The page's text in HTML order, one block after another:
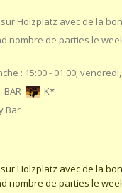
Holzplatz avec de la
nombre de parties le
: 15:00 - 01:00;
BAR
K*
Bar
Holzplatz avec de la
nombre de parties le